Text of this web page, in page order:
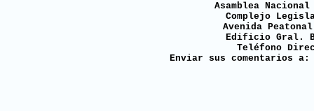
Asamblea
Complejo
Avenida
Edificio Gral.
Teléfono
Enviar sus comentarios